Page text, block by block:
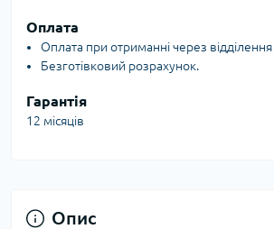
Оплата
Оплата при отриманні через
Безготівковий розрахунок.
Гарантія
12 місяців
Опис